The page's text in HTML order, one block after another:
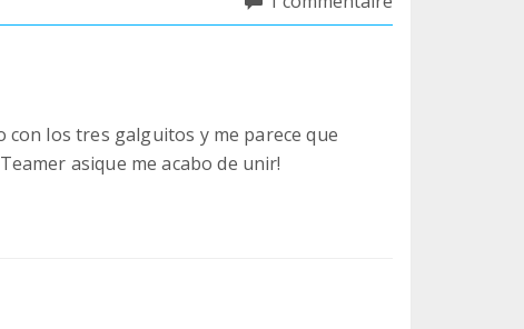
con los tres galguitos y me parece que
asique me acabo de unir!